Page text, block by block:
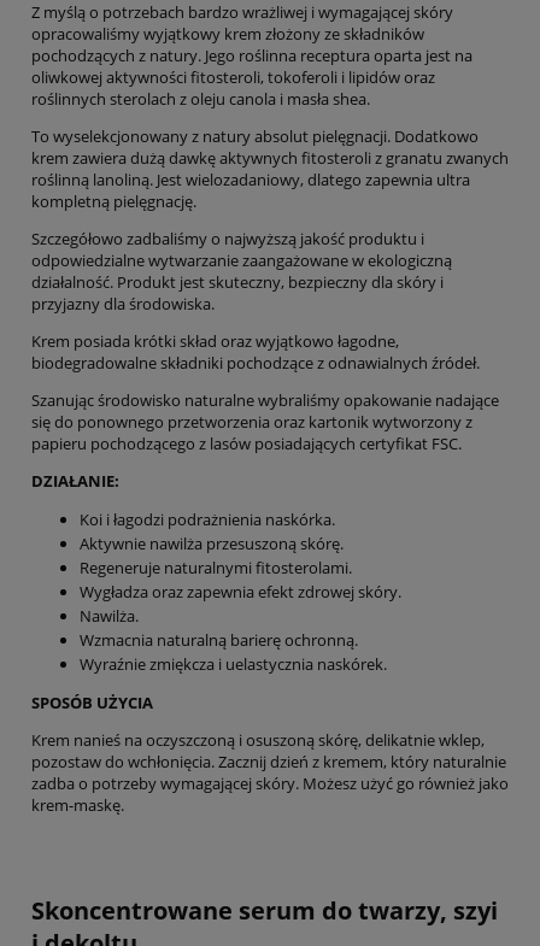
Z myślą o potrzebach bardzo wrażliwej i wymagającej skóry
opracowaliśmy wyjątkowy krem złożony ze składników
pochodzących z natury. Jego roślinna receptura oparta jest na
oliwkowej aktywności fitosteroli, tokoferoli i lipidów oraz
roślinnych sterolach z oleju canola i masła shea.
To wyselekcjonowany z natury absolut pielęgnacji. Dodatkowo
krem zawiera dużą dawkę aktywnych fitosteroli z granatu zwanych
roślinną lanoliną. Jest wielozadaniowy, dlatego zapewnia ultra
kompletną pielęgnację.
Szczegółowo zadbaliśmy o najwyższą jakość produktu i
odpowiedzialne wytwarzanie zaangażowane w ekologiczną
działalność. Produkt jest skuteczny, bezpieczny dla skóry i
przyjazny dla środowiska.
Krem posiada krótki skład oraz wyjątkowo łagodne,
biodegradowalne składniki pochodzące z odnawialnych źródeł.
Szanując środowisko naturalne wybraliśmy opakowanie nadające
się do ponownego przetworzenia oraz kartonik wytworzony z
papieru pochodzącego z lasów posiadających certyfikat FSC.
DZIAŁANIE:
Koi i łagodzi podrażnienia naskórka.
Aktywnie nawilża przesuszoną skórę.
Regeneruje naturalnymi fitosterolami.
Wygładza oraz zapewnia efekt zdrowej skóry.
Nawilża.
Wzmacnia naturalną barierę ochronną.
Wyraźnie zmiękcza i uelastycznia naskórek.
SPOSÓB UŻYCIA
Krem nanieś na oczyszczoną i osuszoną skórę, delikatnie wklep,
pozostaw do wchłonięcia. Zacznij dzień z kremem, który naturalnie
zadba o potrzeby wymagającej skóry. Możesz użyć go również jako
krem-maskę.
Skoncentrowane serum do twarzy, szyi